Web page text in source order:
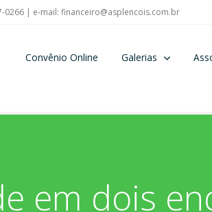
0266 | e-mail: financeiro@asplencois.com.br
Convênio Online Galerias
em dois